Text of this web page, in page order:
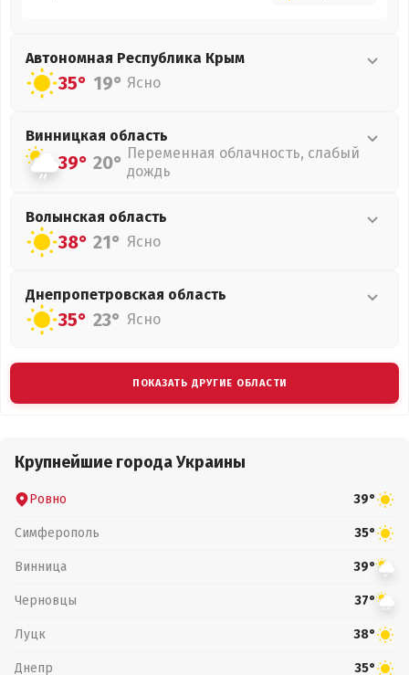
Автономная Республика Крым
35° 19° Ясно
Винницкая область
39° 20° Переменная облачность, слабый
дождь
Волынская область
38° 21° Ясно
Днепропетровская область
35° 23° Ясно
ПОКАЗАТЬ ДРУГИЕ ОБЛАСТИ
Крупнейшие города Украины
Ровно 39°
Симферополь 35°
Винница 39°
Черновцы 37°
Луцк 38°
Днепр 35°